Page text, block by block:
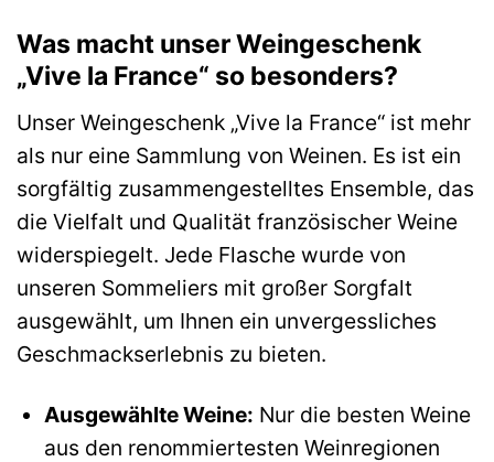
Was macht unser Weingeschenk
„Vive la France“ so besonders?
Unser Weingeschenk „Vive la France“ ist mehr
als nur eine Sammlung von Weinen. Es ist ein
sorgfältig zusammengestelltes Ensemble, das
die Vielfalt und Qualität französischer Weine
widerspiegelt. Jede Flasche wurde von
unseren Sommeliers mit großer Sorgfalt
ausgewählt, um Ihnen ein unvergessliches
Geschmackserlebnis zu bieten.
Ausgewählte Weine: Nur die besten Weine
aus den renommiertesten Weinregionen